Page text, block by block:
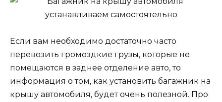
Если вам необходимо достаточно часто
перевозить громоздкие грузы, которые не
помещаются в заднее отделение авто, то
информация о том, как установить багажник на
крышу автомобиля, будет очень полезной. Про